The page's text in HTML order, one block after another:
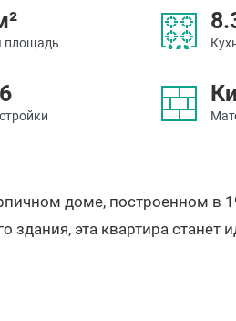
площадь
доме, построенном в
эта квартира станет